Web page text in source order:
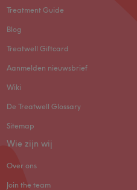
Treatment Guide
Blog
Treatwell Giftcard
Aanmelden nieuwsbrief
Wiki
De Treatwell Glossary
Sitemap
Wie zijn wij
Over ons
Join the team